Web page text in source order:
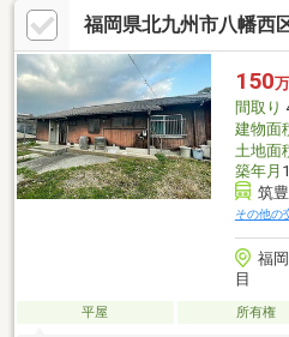
福岡県北九州市八幡西
150
間取り
建物面
土地面
築年月
筑
その他の
福
目
平屋 所有権